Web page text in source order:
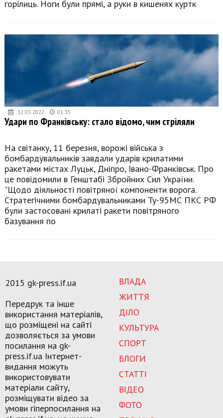
горілиць. Ноги були прямі, а руки в кишенях куртк
12.03.2022 01:35
Удари по Франківську: стало відомо, чим стріляли
На світанку, 11 березня, ворожі війська з
бомбардувальників завдали ударів крилатими
ракетами містах Луцьк, Дніпро, Івано-Франківськ. Про
це повідомили в Генштабі Збройних Сил України.
"Щодо діяльності повітряної компоненти ворога.
Стратегічними бомбардувальниками Ту-95МС ПКС РФ
були застосовані крилаті ракети повітряного
базування по
ВЛАДА
ЖИТТЯ
ДІЛО
КУЛЬТУРА
СПОРТ
БЛОГИ
СТАТТІ
ВІДЕО
ФОТО
2015 gk-press.if.ua
Передрук та інше
використання матеріалів,
що розміщені на сайті
дозволяється за умови
посилання на gk-
press.if.ua Інтернет-
видання можуть
використовувати
матеріали сайту,
розміщувати відео за
умови гіперпосилання на